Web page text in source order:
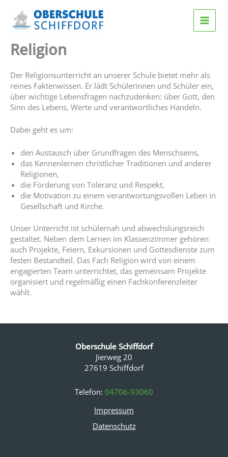
Inhalt
springen
Religion
Der Religionsunterricht an unserer Schule bietet mehr als
reines Faktenwissen. Er lädt Schülerinnen und Schüler ein,
über wichtige Lebensfragen nachzudenken: über Gott, den
Sinn des Lebens, Werte und verantwortliches Handeln.
Dabei geht es um:
den Austausch über Grundfragen des Menschseins,
das Kennenlernen christlicher Traditionen und anderer
Religionen,
die Förderung von Toleranz und Respekt,
die Motivation zu einem verantwortungsvollen Leben in
Gesellschaft und Kirche.
Unser Unterricht ist schülernah und abwechslungsreich
gestaltet. Neben dem Lernen im Klassenzimmer gehören
auch Projekte, Feiern, Exkursionen und Gottesdienste zum
festen Bestandteil. Das Fach Religion wird von einem
engagierten Team unterrichtet, das gemeinsam Projekte
organisiert und regelmäßig einen Fachkonferenzleiter
wählt.
Oberschule Schiffdorf
Jierweg 20
27619 Schiffdorf
Telefon: 04706-93060
Impressum
Datenschutz